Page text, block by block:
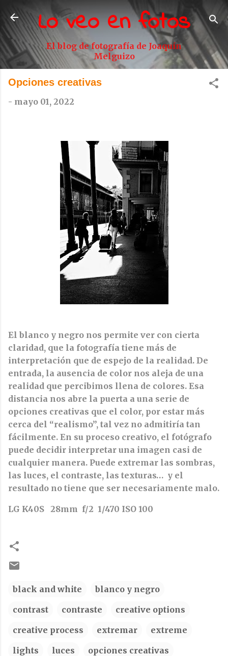
Ir al contenido principal
Lo veo en fotos
El blog de fotografía de Joaquín
Melguizo
Opciones creativas
- mayo 01, 2022
El blanco y negro nos permite ver con cierta
claridad, que la fotografía tiene más de
interpretación que de espejo de la realidad. De
entrada, la ausencia de color nos aleja de una
realidad que percibimos llena de colores. Esa
distancia nos abre la puerta a una serie de
opciones creativas que el color, por estar más
cerca del “realismo”, tal vez no admitiría tan
fácilmente. En su proceso creativo, el fotógrafo
puede decidir interpretar una imagen casi de
cualquier manera. Puede extremar las sombras,
las luces, el contraste, las texturas… y el
resultado no tiene que ser necesariamente malo.
LG K40S 28mm f/2 1/470 ISO 100
black and white
blanco y negro
contrast
contraste
creative options
creative process
extremar
extreme
lights
luces
opciones creativas